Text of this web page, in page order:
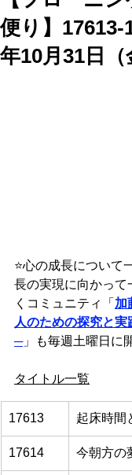
便り】17613-
年10月31日（
⭐️心の成長について
長の実現に向かって
くコミュニティ「 加
人のための探究と
─」も毎週土曜日に
タイトル一覧
17613 起床時間
17614 今朝方の